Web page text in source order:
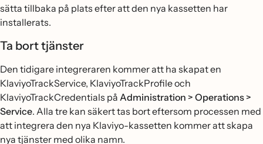
sätta tillbaka på plats efter att den nya kassetten har
installerats.
Ta bort tjänster
Den tidigare integreraren kommer att ha skapat en
KlaviyoTrackService, KlaviyoTrackProfile och
KlaviyoTrackCredentials på Administration > Operations >
Service. Alla tre kan säkert tas bort eftersom processen med
att integrera den nya Klaviyo-kassetten kommer att skapa
nya tjänster med olika namn.